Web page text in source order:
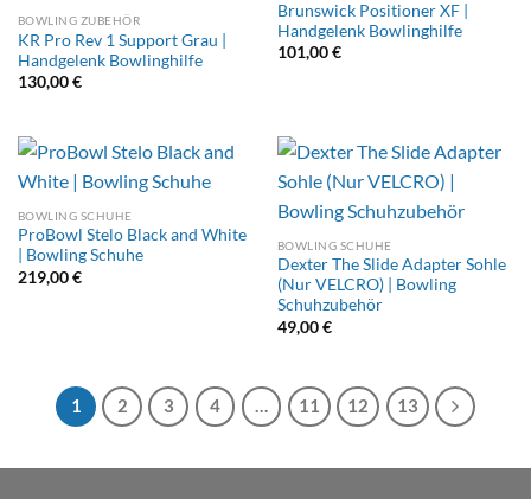
BOWLING ZUBEHÖR
KR Pro Rev 1 Support Grau |
Handgelenk Bowlinghilfe
130,00€
Brunswick Positioner XF |
Handgelenk Bowlinghilfe
101,00€
BOWLING SCHUHE
ProBowl Stelo Black and White
| Bowling Schuhe
219,00€
BOWLING SCHUHE
Dexter The Slide Adapter Sohle
(Nur VELCRO) | Bowling
Schuhzubehör
49,00€
1 2 3 4 … 11 12 13